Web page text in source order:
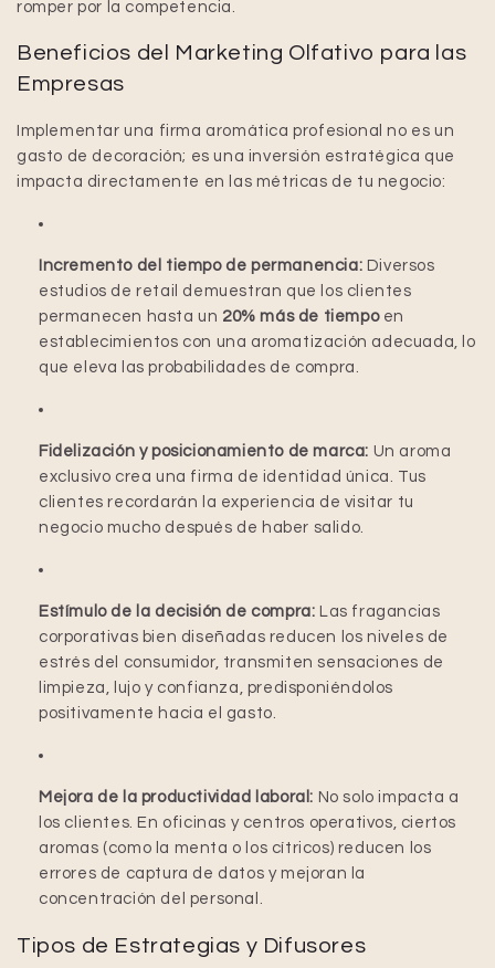
romper por la competencia.
Beneficios del Marketing Olfativo para las
Empresas
Implementar una firma aromática profesional no es un
gasto de decoración; es una inversión estratégica que
impacta directamente en las métricas de tu negocio:
Incremento del tiempo de permanencia: Diversos
estudios de retail demuestran que los clientes
permanecen hasta un 20% más de tiempoen
establecimientos con una aromatización adecuada, lo
que eleva las probabilidades de compra.
Fidelización y posicionamiento de marca: Un aroma
exclusivo crea una firma de identidad única. Tus
clientes recordarán la experiencia de visitar tu
negocio mucho después de haber salido.
Estímulo de la decisión de compra: Las fragancias
corporativas bien diseñadas reducen los niveles de
estrés del consumidor, transmiten sensaciones de
limpieza, lujo y confianza, predisponiéndolos
positivamente hacia el gasto.
Mejora de la productividad laboral: No solo impacta a
los clientes. En oficinas y centros operativos, ciertos
aromas (como la menta o los cítricos) reducen los
errores de captura de datos y mejoran la
concentración del personal.
Tipos de Estrategias y Difusores